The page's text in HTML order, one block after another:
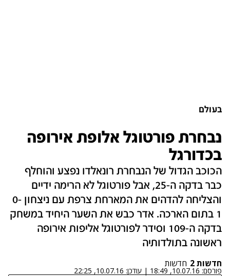
בעולם
נבחרת פורטוגל אלופת אירופה
בכדורגל
הכוכב הגדול של הנבחרת רונאלדו נפצע והוחלף
כבר בדקה ה-25, אבל פורטוגל לא הרימה ידיים
והצליחה להדהים את המארחת צרפת עם ניצחון 0-
1 בתום הארכה. אדר כבש את השער היחיד במשחק
בדקה ה-109 וסידר לפורטוגל אליפות אירופה
ראשונה בתולדותיה
חדשות 2 חדשות
פורסם: 10.07.16, 18:49
| עודכן: 10.07.16, 22:25